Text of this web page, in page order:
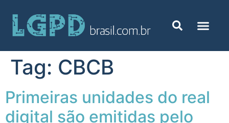
Tag: CBCB
Primeiras unidades do real
digital são emitidas pelo